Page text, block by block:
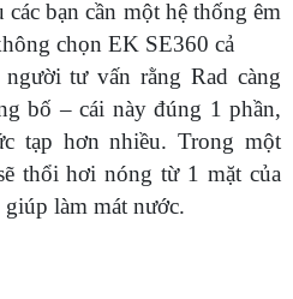
các bạn cần một hệ thống êm
chọn EK SE360 cả
tư vấn rằng Rad càng
bố – cái này đúng 1 phần,
tạp hơn nhiều. Trong một
thổi hơi nóng từ 1 mặt của
làm mát nước.